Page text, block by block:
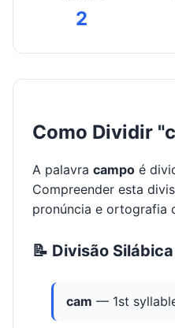
2
Como Dividir
A palavra campo é
Compreender esta
pronúncia e ortografia
📝 Divisão Silábica
cam — 1st